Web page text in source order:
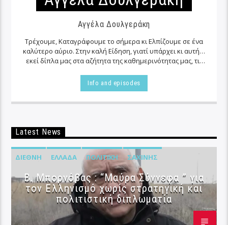
Αγγέλα Δουλγεράκη
Τρέχουμε, Καταγράφουμε το σήμερα κι Ελπίζουμε σε ένα
καλύτερο αύριο. Στην καλή Είδηση, γιατί υπάρχει κι αυτή…
εκεί δίπλα μας στα αζήτητα της καθημερινότητας μας, τις
Info and episodes
Latest News
ΔΙΕΘΝΉ ΕΛΛΆΔΑ ΠΟΛΙΤΙΚΉ ΣΑΧΊΝΗΣ
B. Μπορνόβας : “Μαύρα Σύννεφα ” για
τον Ελληνισμό χωρίς στρατηγική και
πολιτιστική διπλωματία